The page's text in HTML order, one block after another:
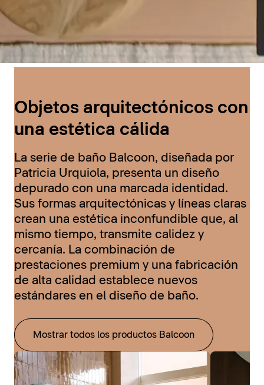
Objetos arquitectónicos con
una estética cálida
La serie de baño Balcoon, diseñada por
Patricia Urquiola, presenta un diseño
depurado con una marcada identidad.
Sus formas arquitectónicas y líneas claras
crean una estética inconfundible que, al
mismo tiempo, transmite calidez y
cercanía. La combinación de
prestaciones premium y una fabricación
de alta calidad establece nuevos
estándares en el diseño de baño.
Mostrar todos los productos Balcoon